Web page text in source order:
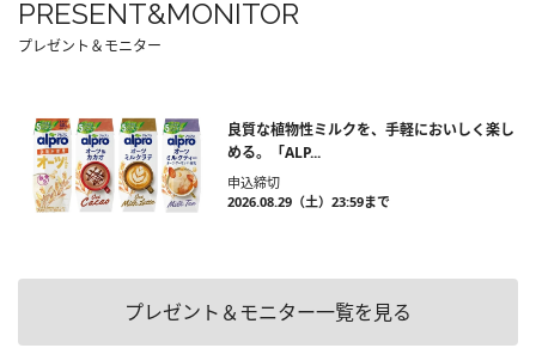
PRESENT&MONITOR
プレゼント＆モニター
良質な植物性ミルクを、手軽においしく楽し
める。「ALP...
申込締切
2026.08.29（土）23:59まで
プレゼント＆モニター一覧を見る